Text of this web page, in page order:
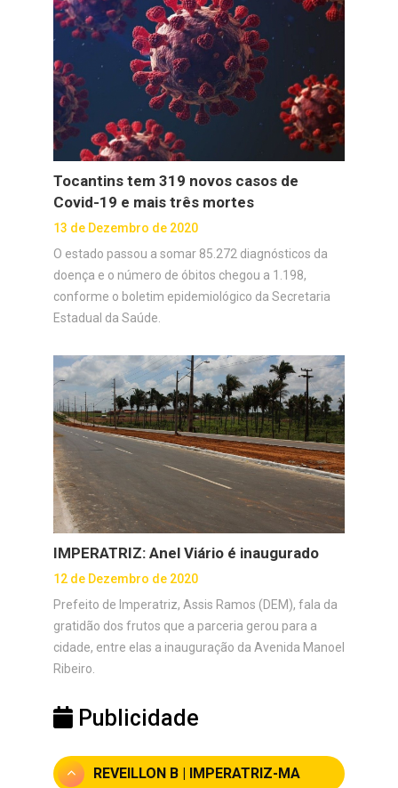
Tocantins tem 319 novos casos de
Covid-19 e mais três mortes
13 de Dezembro de 2020
O estado passou a somar 85.272 diagnósticos da
doença e o número de óbitos chegou a 1.198,
conforme o boletim epidemiológico da Secretaria
Estadual da Saúde.
IMPERATRIZ: Anel Viário é inaugurado
12 de Dezembro de 2020
Prefeito de Imperatriz, Assis Ramos (DEM), fala da
gratidão dos frutos que a parceria gerou para a
cidade, entre elas a inauguração da Avenida Manoel
Ribeiro.
Publicidade
REVEILLON B | IMPERATRIZ-MA